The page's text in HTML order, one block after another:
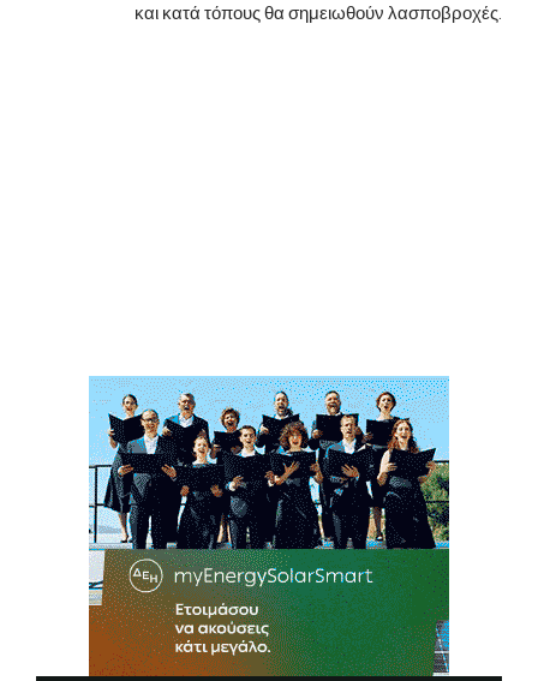
και κατά τόπους θα σημειωθούν λασποβροχές.